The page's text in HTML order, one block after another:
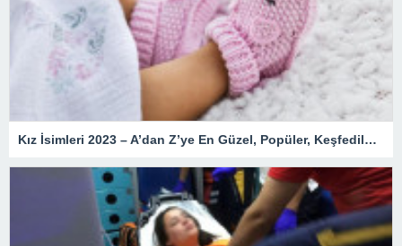
Kız İsimleri 2023 – A’dan Z’ye En Güzel, Popüler, Keşfedilmemiş, Nadir, Yeni, Değişik, Kozmik, Enteresan, Kız Çocuk İsimleri ve Anlamları